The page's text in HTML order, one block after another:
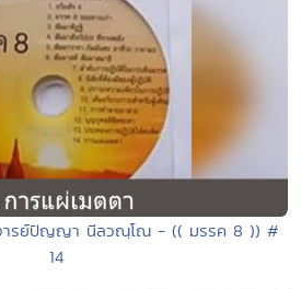
ารย์ปัญญา นีลวณฺโณ - (( มรรค 8 )) #
14